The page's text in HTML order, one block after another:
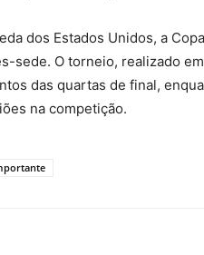
dos Estados Unidos, a
sede. O torneio, realizado
das quartas de final,
na competição.